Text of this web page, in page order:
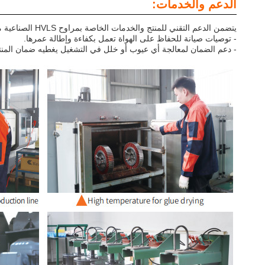
الدعم والخدمات:
يتضمن الدعم التقني للمنتج والخدمات الخاصة بمراوح HVLS الصناعية من سلسلة PMSM:
- توصيات صيانة للحفاظ على الهواة تعمل بكفاءة وإطالة عمرها.
- دعم الضمان لمعالجة أي عيوب أو خلل في التشغيل يغطيه ضمان